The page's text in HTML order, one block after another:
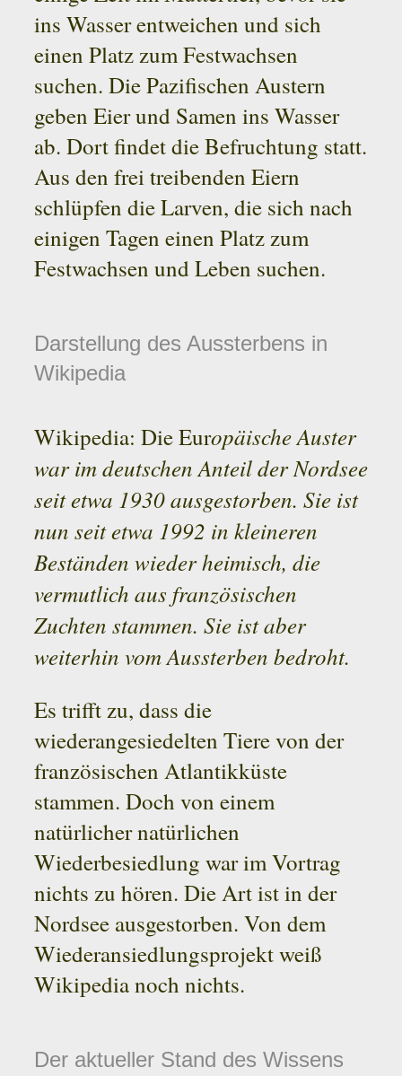
ins Wasser entweichen und sich
einen Platz zum Festwachsen
suchen. Die Pazifischen Austern
geben Eier und Samen ins Wasser
ab. Dort findet die Befruchtung statt.
Aus den frei treibenden Eiern
schlüpfen die Larven, die sich nach
einigen Tagen einen Platz zum
Festwachsen und Leben suchen.
Darstellung des Aussterbens in
Wikipedia
Wikipedia: Die Europäische Auster
war im deutschen Anteil der Nordsee
seit etwa 1930 ausgestorben. Sie ist
nun seit etwa 1992 in kleineren
Beständen wieder heimisch, die
vermutlich aus französischen
Zuchten stammen. Sie ist aber
weiterhin vom Aussterben bedroht.
Es trifft zu, dass die
wiederangesiedelten Tiere von der
französischen Atlantikküste
stammen. Doch von einem
natürlicher natürlichen
Wiederbesiedlung war im Vortrag
nichts zu hören. Die Art ist in der
Nordsee ausgestorben. Von dem
Wiederansiedlungsprojekt weiß
Wikipedia noch nichts.
Der aktueller Stand des Wissens